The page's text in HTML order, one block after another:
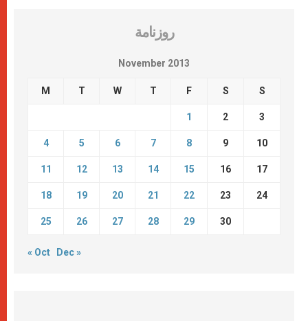
روزنامة
November 2013
M T W T F S S
1 2 3
4 5 6 7 8 9 10
11 12 13 14 15 16 17
18 19 20 21 22 23 24
25 26 27 28 29 30
« Oct Dec »